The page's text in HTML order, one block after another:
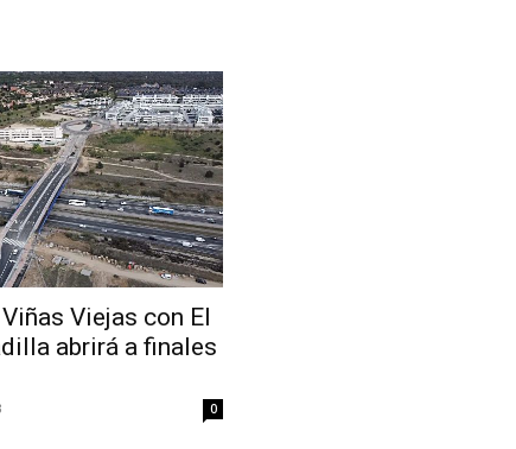
Viejas con El
abrirá a finales
0